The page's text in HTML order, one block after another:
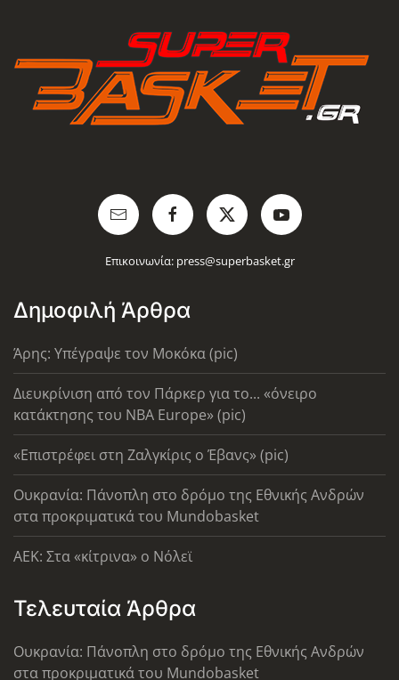
Επικοινωνία: press@superbasket.gr
Δημοφιλή Άρθρα
Άρης: Υπέγραψε τον Μοκόκα (pic)
Διευκρίνιση από τον Πάρκερ για το... «όνειρο
κατάκτησης του ΝΒΑ Europe» (pic)
«Επιστρέφει στη Ζαλγκίρις ο Έβανς» (pic)
Ουκρανία: Πάνοπλη στο δρόμο της Εθνικής Ανδρών
στα προκριματικά του Mundobasket
AEK: Στα «κίτρινα» ο Νόλεϊ
Τελευταία Άρθρα
Ουκρανία: Πάνοπλη στο δρόμο της Εθνικής Ανδρών
στα προκριματικά του Mundobasket